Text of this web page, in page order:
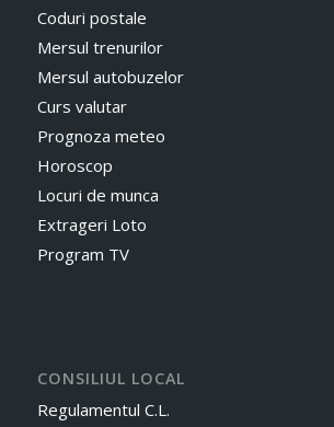
Coduri postale
Mersul trenurilor
Mersul autobuzelor
Curs valutar
Prognoza meteo
Horoscop
Locuri de munca
Extrageri Loto
Program TV
CONSILIUL LOCAL
Regulamentul C.L.